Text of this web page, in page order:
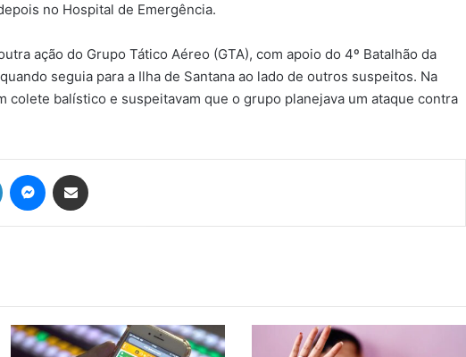
no Hospital de Emergência.
ação do Grupo Tático Aéreo (GTA), com apoio do 4º Batalhão da
seguia para a Ilha de Santana ao lado de outros suspeitos. Na
colete balístico e suspeitavam que o grupo planejava um ataque contra